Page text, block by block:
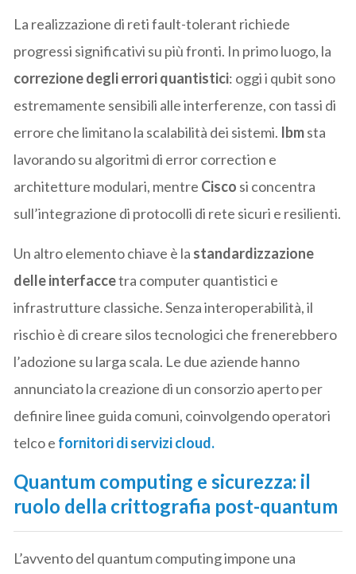
La realizzazione di reti fault-tolerant richiede
progressi significativi su più fronti. In primo luogo, la
correzione degli errori quantistici: oggi i qubit sono
estremamente sensibili alle interferenze, con tassi di
errore che limitano la scalabilità dei sistemi. Ibmsta
lavorando su algoritmi di error correction e
architetture modulari, mentre Cisco si concentra
sull’integrazione di protocolli di rete sicuri e resilienti.
Un altro elemento chiave è la standardizzazione
delle interfaccetra computer quantistici e
infrastrutture classiche. Senza interoperabilità, il
rischio è di creare silos tecnologici che frenerebbero
l’adozione su larga scala. Le due aziende hanno
annunciato la creazione di un consorzio aperto per
definire linee guida comuni, coinvolgendo operatori
telco e fornitori di servizi cloud.
Quantum computing e sicurezza: il
ruolo della crittografia post-quantum
L’avvento del quantum computing impone una